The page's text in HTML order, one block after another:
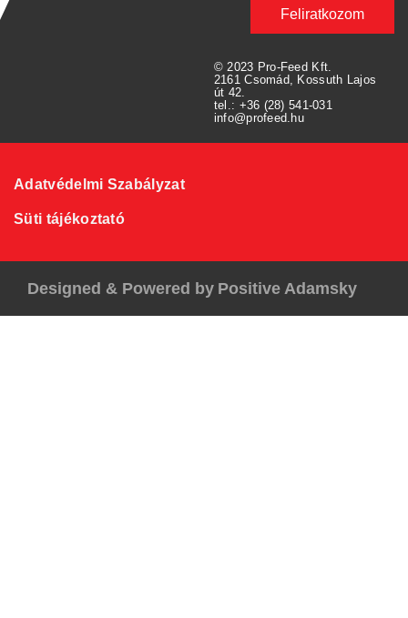
Feliratkozom
© 2023 Pro-Feed Kft.
2161 Csomád, Kossuth Lajos
út 42.
tel.: +36 (28) 541-031
info@profeed.hu
Adatvédelmi Szabályzat
Süti tájékoztató
Designed & Powered by Positive Adamsky